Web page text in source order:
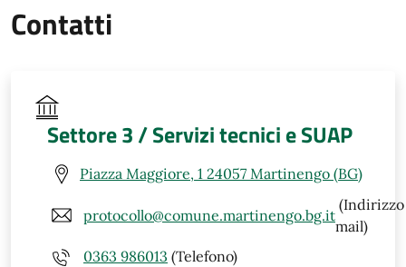
Contatti
Settore 3 / Servizi tecnici e SUAP
Piazza Maggiore, 1 24057 Martinengo (BG)
protocollo@comune.martinengo.bg.it
(Indirizzo
mail)
0363 986013 (Telefono)